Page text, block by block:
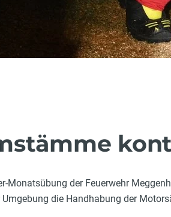
Monatsübung der Feuerwehr
Umgebung die Handhabung der